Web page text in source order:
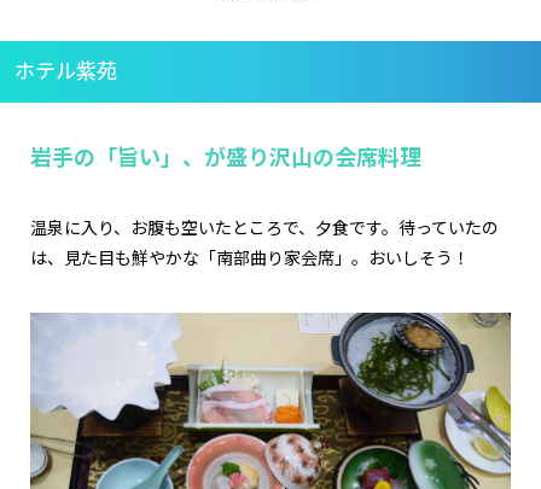
ホテル紫苑
岩手の「旨い」、が盛り沢山の会席料理
温泉に入り、お腹も空いたところで、夕食です。待っていたの
は、見た目も鮮やかな「南部曲り家会席」。おいしそう！